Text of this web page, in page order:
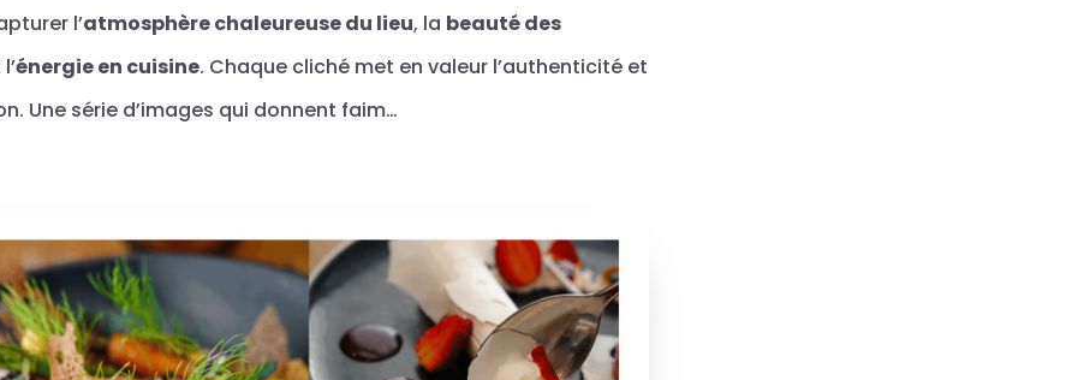
l’atmosphère chaleureuse du lieu, la beauté des
énergie en cuisine. Chaque cliché met en valeur l’authenticité et
Une série d’images qui donnent faim…